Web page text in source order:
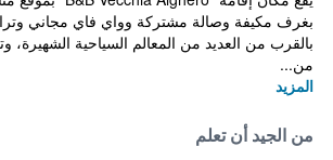
بغرف مكيفة وصالة مشتركة وواي فاي مجاني
من...
المزيد
من الجيد أن تعلم